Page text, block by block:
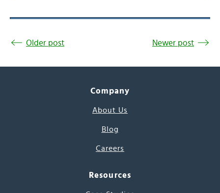
Older post Newer post
Company
About Us
Blog
Careers
Resources